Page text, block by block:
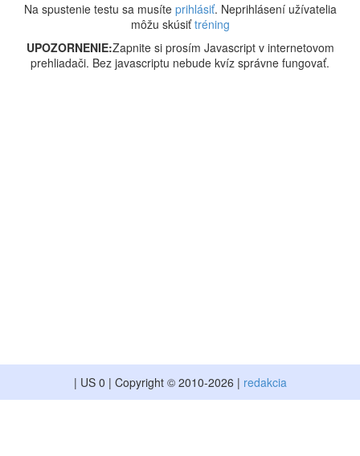
Na spustenie testu sa musíte prihlásiť. Neprihlásení užívatelia
môžu skúsiťtréning
UPOZORNENIE:Zapnite si prosím Javascript v internetovom
prehliadači. Bez javascriptu nebude kvíz správne fungovať.
| US 0 | Copyright © 2010-2026 | redakcia